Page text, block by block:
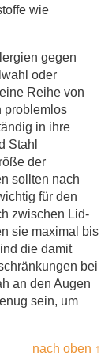
wie
gegen
oder
Reihe von
problemlos
in ihre
Stahl
der
sollten nach
für den
zwischen Lid-
sie maximal bis
die damit
bei
an den Augen
sein, um
nach oben ↑